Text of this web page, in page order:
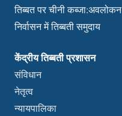
तिब्बत पर चीनी कब्जा:अवलोकन
निर्वासन में तिब्बती समुदाय
केंद्रीय तिब्बती प्रशासन
संविधान
नेतृत्व
न्यायपालिका